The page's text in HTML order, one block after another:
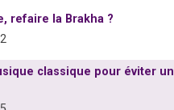
refaire la Brakha ?
classique pour éviter un